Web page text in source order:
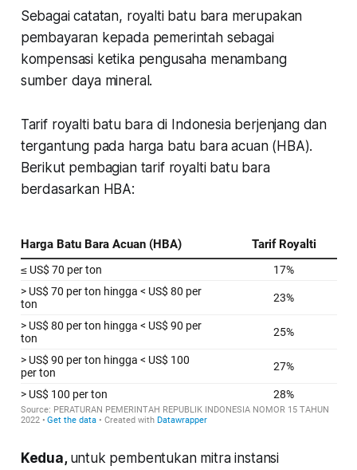
Sebagai catatan, royalti batu bara merupakan
pembayaran kepada pemerintah sebagai
kompensasi ketika pengusaha menambang
sumber daya mineral.
Tarif royalti batu bara di Indonesia berjenjang dan
tergantung pada harga batu bara acuan (HBA).
Berikut pembagian tarif royalti batu bara
berdasarkan HBA:
Kedua, untuk pembentukan mitra instansi